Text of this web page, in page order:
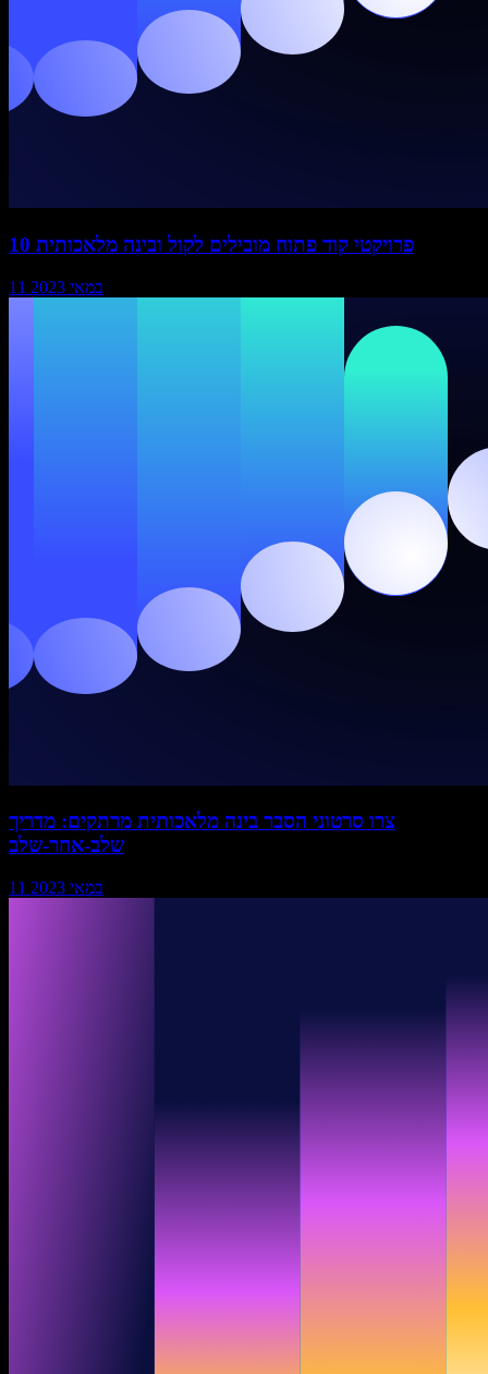
10 פרויקטי קוד פתוח מובילים לקול ובינה מלאכותית
11 במאי 2023
צרו סרטוני הסבר בינה מלאכותית מרתקים: מדריך
שלב-אחר-שלב
11 במאי 2023